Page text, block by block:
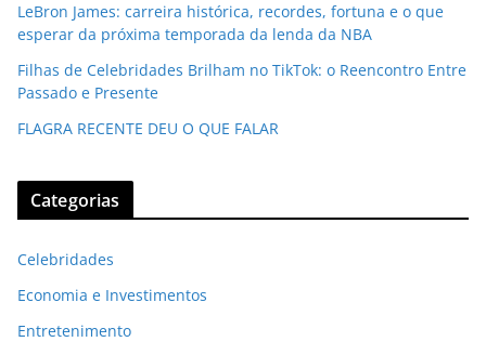
LeBron James: carreira histórica, recordes, fortuna e o que
esperar da próxima temporada da lenda da NBA
Filhas de Celebridades Brilham no TikTok: o Reencontro Entre
Passado e Presente
FLAGRA RECENTE DEU O QUE FALAR
Categorias
Celebridades
Economia e Investimentos
Entretenimento